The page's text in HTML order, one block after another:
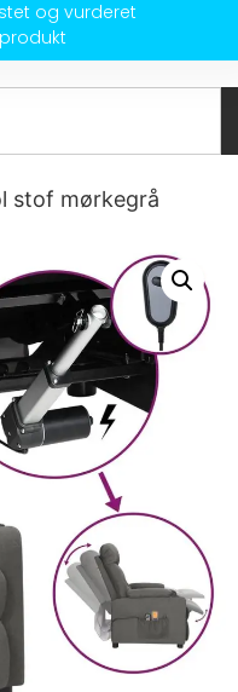
og vurderet
stof mørkegrå